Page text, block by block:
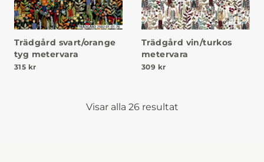
Trädgård svart/orange
tyg metervara
315 kr
Trädgård vin/turkos
metervara
309 kr
Visar alla 26 resultat